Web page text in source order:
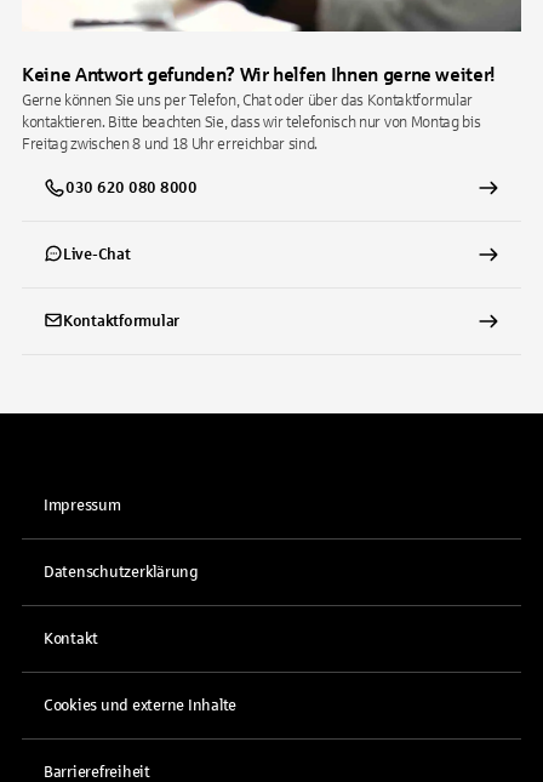
Keine Antwort gefunden? Wir helfen Ihnen gerne weiter!
Gerne können Sie uns per Telefon, Chat oder über das Kontaktformular
kontaktieren. Bitte beachten Sie, dass wir telefonisch nur von Montag bis
Freitag zwischen 8 und 18 Uhr erreichbar sind.
030 620 080 8000
Live-Chat
Kontaktformular
Impressum
Datenschutzerklärung
Kontakt
Cookies und externe Inhalte
Barrierefreiheit